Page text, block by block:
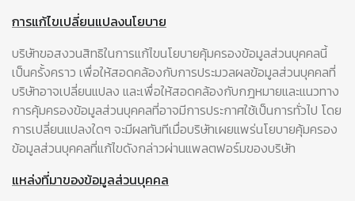
การแก้ไขเปลี่ยนแปลงนโยบาย
บริษัทขอสงวนสิทธิในการแก้ไขนโยบายคุ้มครองข้อมูลส่วนบุคคลนี้
เป็นครั้งคราว เพื่อให้สอดคล้องกับการประมวลผลข้อมูลส่วนบุคคลที่
บริษัทอาจเปลี่ยนแปลง และเพื่อให้สอดคล้องกับกฎหมายและแนวทาง
การคุ้มครองข้อมูลส่วนบุคคลที่อาจมีการประกาศใช้เป็นการทั่วไป โดย
การเปลี่ยนแปลงใดๆ จะมีผลทันทีเมื่อบริษัทเผยแพร่นโยบายคุ้มครอง
ข้อมูลส่วนบุคคลที่แก้ไขดังกล่าวผ่านแพลตฟอร์มของบริษัท
แหล่งที่มาของข้อมูลส่วนบุคคล